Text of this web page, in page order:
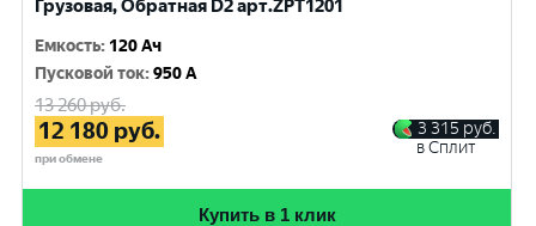
Грузовая, Обратная D2 арт.ZPT1201
Емкость: 120 Ач
Пусковой ток:950 A
13 260руб.
12 180 руб.
при обмене
3 315 руб.
в Сплит
Купить в 1 клик